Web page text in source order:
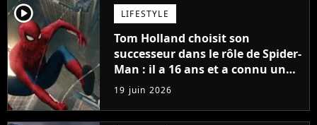
player2 LIFESTYLE
Tom Holland choisit son
successeur dans le rôle de Spider-
Man : il a 16 ans et a connu un
énorme succès sur Netflix
l'année dernière
19 juin 2026